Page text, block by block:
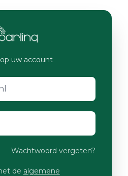
uw account
Wachtwoord vergeten?
de algemene